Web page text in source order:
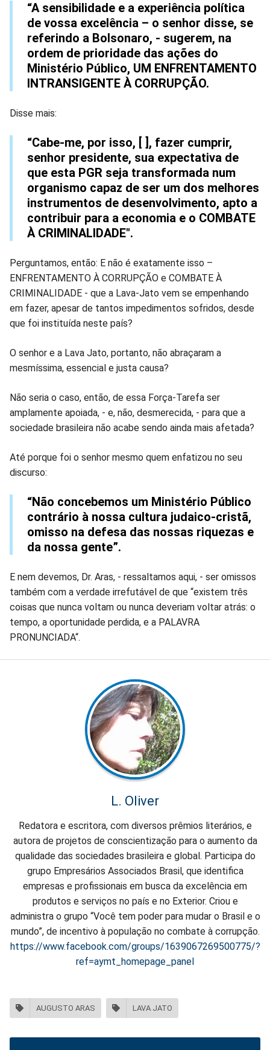
“A sensibilidade e a experiência política
de vossa excelência – o senhor disse, se
referindo a Bolsonaro, - sugerem, na
ordem de prioridade das ações do
Ministério Público, UM ENFRENTAMENTO
INTRANSIGENTE À CORRUPÇÃO.
Disse mais:
“Cabe-me, por isso, [ ], fazer cumprir,
senhor presidente, sua expectativa de
que esta PGR seja transformada num
organismo capaz de ser um dos melhores
instrumentos de desenvolvimento, apto a
contribuir para a economia e o COMBATE
À CRIMINALIDADE".
Perguntamos, então: E não é exatamente isso –
ENFRENTAMENTO À CORRUPÇÃO e COMBATE À
CRIMINALIDADE - que a Lava-Jato vem se empenhando
em fazer, apesar de tantos impedimentos sofridos, desde
que foi instituída neste país?
O senhor e a Lava Jato, portanto, não abraçaram a
mesmíssima, essencial e justa causa?
Não seria o caso, então, de essa Força-Tarefa ser
amplamente apoiada, - e, não, desmerecida, - para que a
sociedade brasileira não acabe sendo ainda mais afetada?
Até porque foi o senhor mesmo quem enfatizou no seu
discurso:
“Não concebemos um Ministério Público
contrário à nossa cultura judaico-cristã,
omisso na defesa das nossas riquezas e
da nossa gente”.
E nem devemos, Dr. Aras, - ressaltamos aqui, - ser omissos
também com a verdade irrefutável de que “existem três
coisas que nunca voltam ou nunca deveriam voltar atrás: o
tempo, a oportunidade perdida, e a PALAVRA
PRONUNCIADA“.
L. Oliver
Redatora e escritora, com diversos prêmios literários, e
autora de projetos de conscientização para o aumento da
qualidade das sociedades brasileira e global. Participa do
grupo Empresários Associados Brasil, que identifica
empresas e profissionais em busca da excelência em
produtos e serviços no país e no Exterior. Criou e
administra o grupo “Você tem poder para mudar o Brasil e o
mundo”, de incentivo à população no combate à corrupção.
https://www.facebook.com/groups/1639067269500775/?
ref=aymt_homepage_panel
AUGUSTO ARAS LAVA JATO